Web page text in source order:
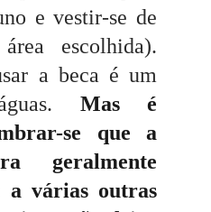
e vestir-se de
escolhida).
a beca é um
Mas é
se que a
geralmente
a várias outras